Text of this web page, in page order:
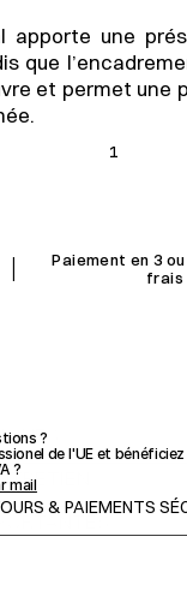
apporte une
que
et permet une
1
I
Paiement en 3
frais
?
de l'UE et bénéficiez
?
mail
& PAIEMENTS